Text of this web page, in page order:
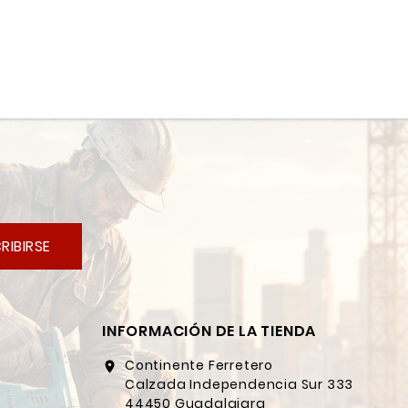
INFORMACIÓN DE LA TIENDA
location_on Continente Ferretero
Calzada Independencia Sur 333
44450 Guadalajara